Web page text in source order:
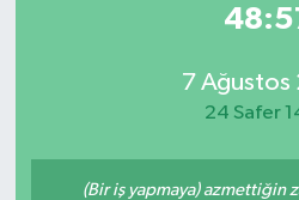
7 Ağustos
24 Safer
(Bir iş yapmaya) azmettiğin